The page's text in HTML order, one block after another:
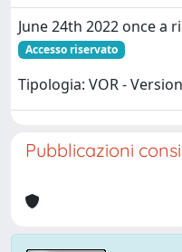
June 24th 2022 once
Accesso riservato
Tipologia: VOR -
Pubblicazioni